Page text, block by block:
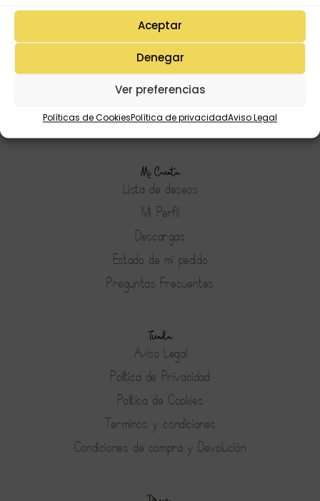
Aceptar
Denegar
Ver preferencias
Políticas de CookiesPolítica de privacidadAviso Legal
Mi Cuenta
Lista de deseos
Mi Perfil
Descargas
Estado de mi pedido
Preguntas Frecuentes
Tienda
Aviso Legal
Política de Privacidad
Política de Cookies
Terminos y condiciones
Condiciones de compra y Devolución